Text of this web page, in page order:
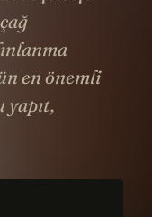
en önemli